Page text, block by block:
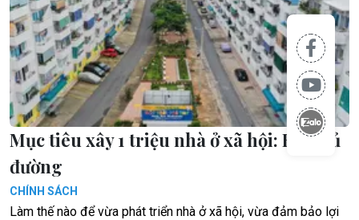
Mục tiêu xây 1 triệu nhà ở xã hội: Khó đủ
đường
CHÍNH SÁCH
Làm thế nào để vừa phát triển nhà ở xã hội, vừa đảm bảo lợi